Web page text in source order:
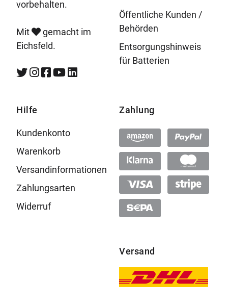
vorbehalten.
Mit
gemacht im
Eichsfeld.
Öffentliche Kunden /
Behörden
Entsorgungshinweis
für Batterien
Hilfe
Kundenkonto
Warenkorb
Versandinformationen
Zahlungsarten
Widerruf
Zahlung
Versand